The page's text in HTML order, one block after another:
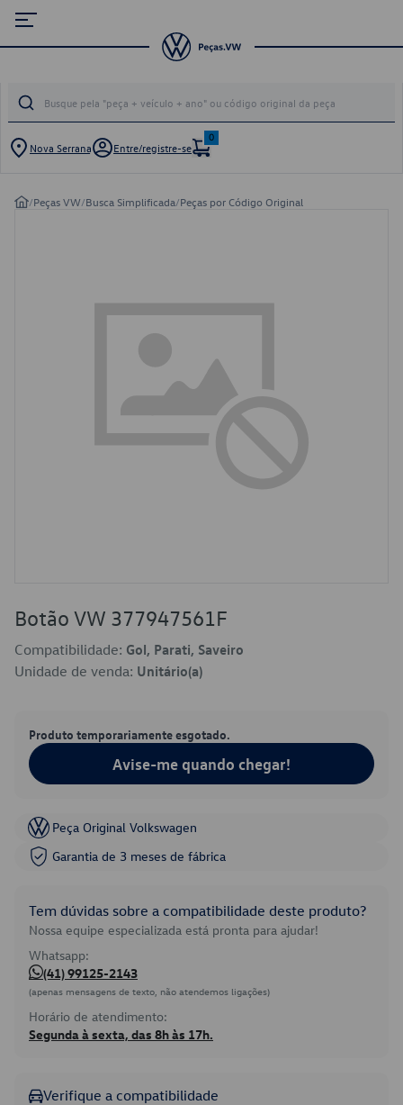
Nova Serrana Entre/registre-se
0
/Peças VW/Busca Simplificada/Peças por Código Original
Botão VW 377947561F
Compatibilidade: Gol, Parati, Saveiro
Unidade de venda: Unitário(a)
Produto temporariamente esgotado.
Avise-me quando chegar!
Peça Original Volkswagen
Garantia de 3 meses de fábrica
Tem dúvidas sobre a compatibilidade deste produto?
Nossa equipe especializada está pronta para ajudar!
Whatsapp:
(41) 99125-2143
(apenas mensagens de texto, não atendemos ligações)
Horário de atendimento:
Segunda à sexta, das 8h às 17h.
Verifique a compatibilidade